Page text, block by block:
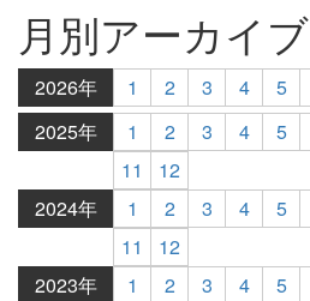
月別アーカイブ
2026年 1 2 3 4 5
2025年
1 2 3 4 5
11
12
2024年
1 2 3 4 5
11
12
2023年
1 2 3 4 5